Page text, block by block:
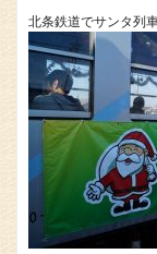
北条鉄道でサンタ列